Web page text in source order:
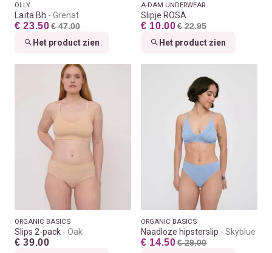
OLLY
Laïta Bh Grenat
€ 23.50 € 47.00
Het product zien
A-DAM UNDERWEAR
Slipje ROSA
€ 10.00 € 22.95
Het product zien
ORGANIC BASICS
Slips 2-pack Oak
€ 39.00
ORGANIC BASICS
Naadloze hipsterslip Skyblue
€ 14.50 € 29.00